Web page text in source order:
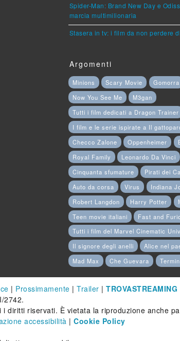
Spider-Man: Brand New Day e
marcia multimilionaria
Stasera in tv: i film da non perdere
Argomenti
Minions Scary Movie Gomorra
Now You See Me
M3gan
Tutti i film dedicati a Dragon Trainer
I film e le serie ispirate a Il
Checco Zalone
Oppenheimer
Royal Family
Leonardo Da Vinci
Cinquanta sfumature
Pirati dei
Auto da corsa
Virus Indiana
Robert Langdon
Harry Potter
Teen movie italiani
Fast and
Tutti i film del Marvel Cinematic
Il signore degli anelli
Alice nel
Mad Max
Che Guevara
| Prossimamente | Trailer | TROVASTREAMING
2742.
diritti riservati. È vietata la riproduzione anche
accessibilità | Cookie Policy